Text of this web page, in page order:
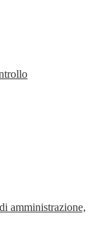
amministrazione,